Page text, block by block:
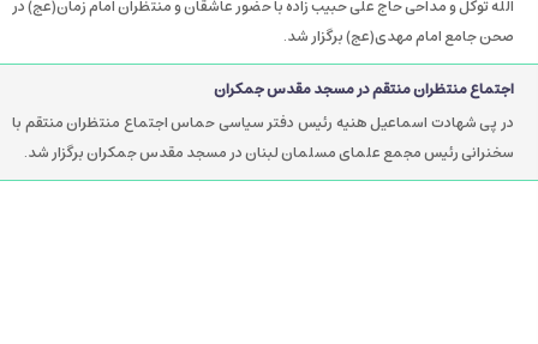
الله توکل و مداحی حاج علی حبیب زاده با حضور عاشقان و منتظران امام زمان(عج) در
صحن جامع امام مهدی(عج) برگزار شد.
اجتماع منتظران منتقم در مسجد مقدس جمکران
در پی شهادت اسماعیل هنیه رئیس دفتر سیاسی حماس اجتماع منتظران منتقم با
سخنرانی رئیس مجمع علمای مسلمان لبنان در مسجد مقدس جمکران برگزار شد.